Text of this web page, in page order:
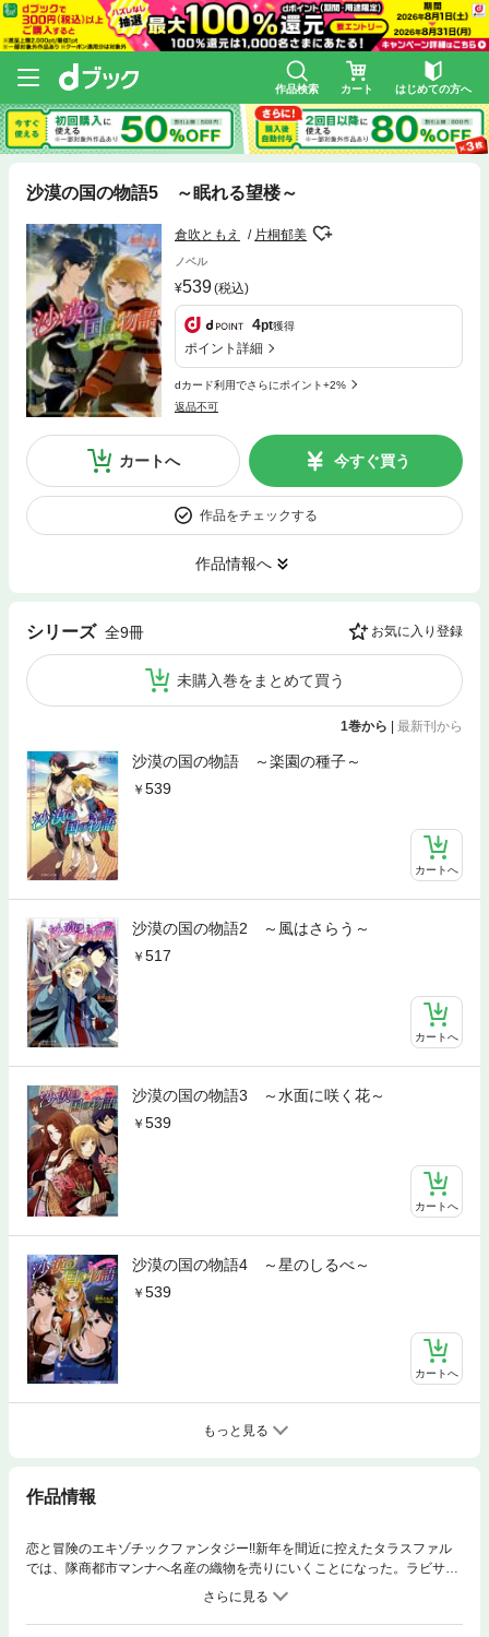
作品検索 カート はじめての方へ
沙漠の国の物語5 ～眠れる望楼～
倉吹ともえ 片桐郁美
ノベル
539(税込)
4pt獲得
ポイント詳細
dカード利用でさらにポイント+2%
返品不可
カートへ 今すぐ買う
作品をチェックする
作品情報へ
シリーズ 全9冊 お気に入り登録
未購入巻をまとめて買う
1巻から 最新刊から
沙漠の国の物語 ～楽園の種子～
539
カートへ
沙漠の国の物語2 ～風はさらう～
517
カートへ
沙漠の国の物語3 ～水面に咲く花～
539
カートへ
沙漠の国の物語4 ～星のしるべ～
539
カートへ
もっと見る
作品情報
恋と冒険のエキゾチックファンタジー!!新年を間近に控えたタラスファル
では、隊商都市マンナへ名産の織物を売りにいくことになった。ラビサと
ジゼットは、マンナの町はずれにある、いわく付きの塔をめぐる事件に巻
き込まれることになり……！※この作品は底本と同じクオリティのイラス
トが収録されています。